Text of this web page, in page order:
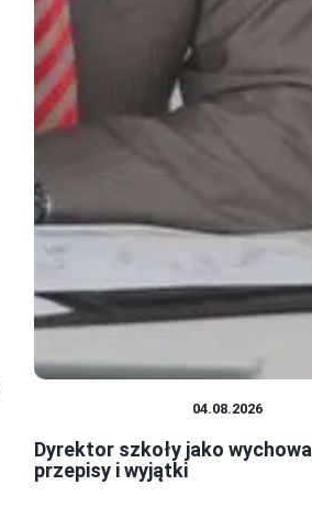
04.08.2026
Dyrektor szkoły jako
przepisy i wyjątki